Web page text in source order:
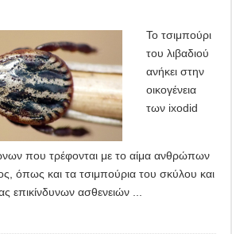
Το τσιμπούρι
του λιβαδιού
ανήκει στην
οικογένεια
των ixodid
που τρέφονται με το αίμα ανθρώπων
όπως και τα τσιμπούρια του σκύλου και
επικίνδυνων ασθενειών ...